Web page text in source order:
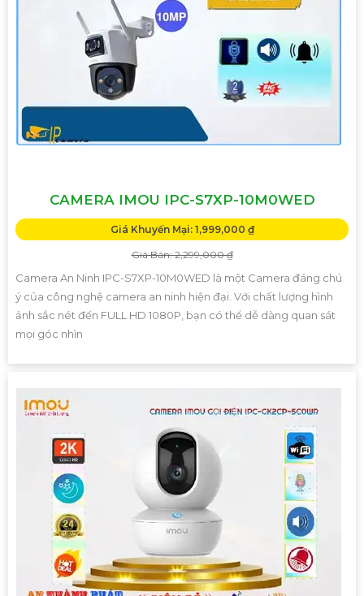
CAMERA IMOU IPC-S7XP-10M0WED
Giá Khuyến Mại: 1,999,000 ₫
Giá Bán: 2,299,000 ₫
Camera An Ninh IPC-S7XP-10M0WED là một Camera đáng chú
ý của công nghệ camera an ninh hiện đại. Với chất lượng hình
ảnh sắc nét đến FULL HD 1080P, bạn có thể dễ dàng quan sát
mọi góc nhìn